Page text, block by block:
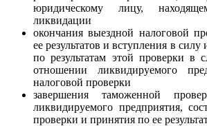
юридическому лицу,
ликвидации
окончания выездной налоговой
ее результатов и вступления в силу
по результатам этой проверки в
отношении ликвидируемого
налоговой проверки
завершения таможенной
ликвидируемого предприятия,
проверки и принятия по ее